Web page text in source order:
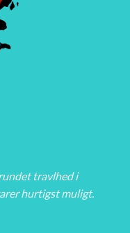
travlhed i
hurtigst muligt.